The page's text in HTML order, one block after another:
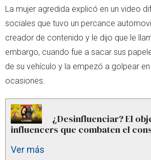
La mujer agredida explicó en un video
sociales que tuvo un percance
creador de contenido y le dijo que le
embargo, cuando fue a sacar sus
de su vehículo y la empezó a golpear
ocasiones.
¿Desinfluenciar? El
influencers que combaten el
Ver más